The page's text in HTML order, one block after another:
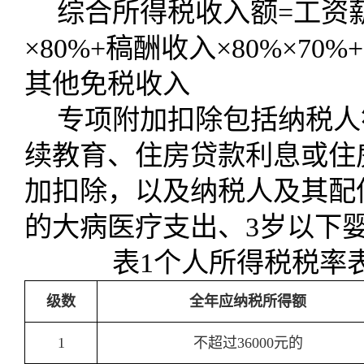
综合所得税收入额=工资
×80%+稿酬收入×80%×70%+
其他免税收入
专项附加扣除包括纳税
续教育、住房贷款利息或
加扣除，以及纳税人及其
的大病医疗支出、 3岁以下
表1个人所得税税率
级数 全年应纳税所得额
1 不超过36000元的